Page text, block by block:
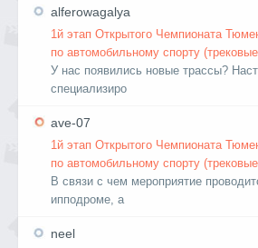
alferowagalya
1й этап Открытого Чемпионата
по автомобильному спорту
У нас появились новые трассы?
специализиро
ave-07
1й этап Открытого Чемпионата
по автомобильному спорту
В связи с чем мероприятие
ипподроме, а
neel